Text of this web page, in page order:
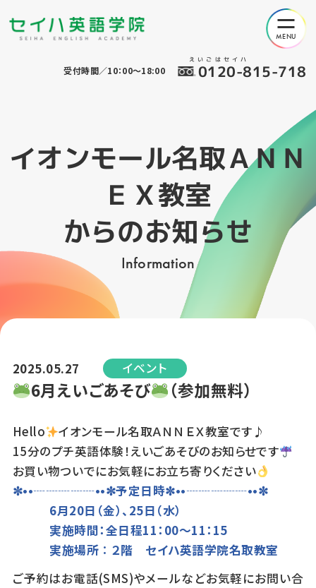
えいごはセイハ
0120-815-718
受付時間／10：00～18:00
イオンモール名取ＡＮＮ
ＥＸ教室
からのお知らせ
Information
2025.05.27 イベント
6月えいごあそび （参加無料）
Hello
イオンモール名取ＡＮＮＥＸ教室です♪
15分のプチ英語体験！えいごあそびのお知らせです
お買い物ついでにお気軽にお立ち寄りください
✼••┈┈┈┈┈••✼予定日時✼••┈┈┈┈┈••✼
6月20日（金）、25日（水）
実施時間：全日程11：00～11：15
実施場所∶２階 セイハ英語学院名取教室
ご予約はお電話(SMS)やメールなどお気軽にお問い合